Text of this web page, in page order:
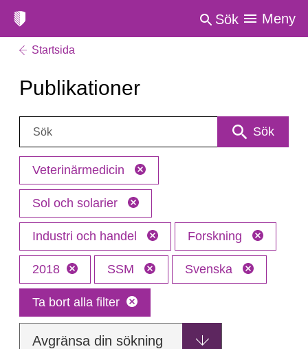
Sök Meny
Startsida
Publikationer
Sök: Sök
Veterinärmedicin
Sol och solarier
Industri och handel Forskning
2018 SSM Svenska
Ta bort alla filter
Avgränsa din sökning